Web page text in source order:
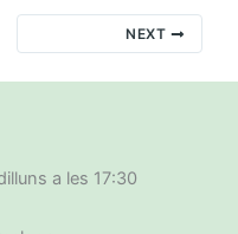
NEXT
a les 17:30